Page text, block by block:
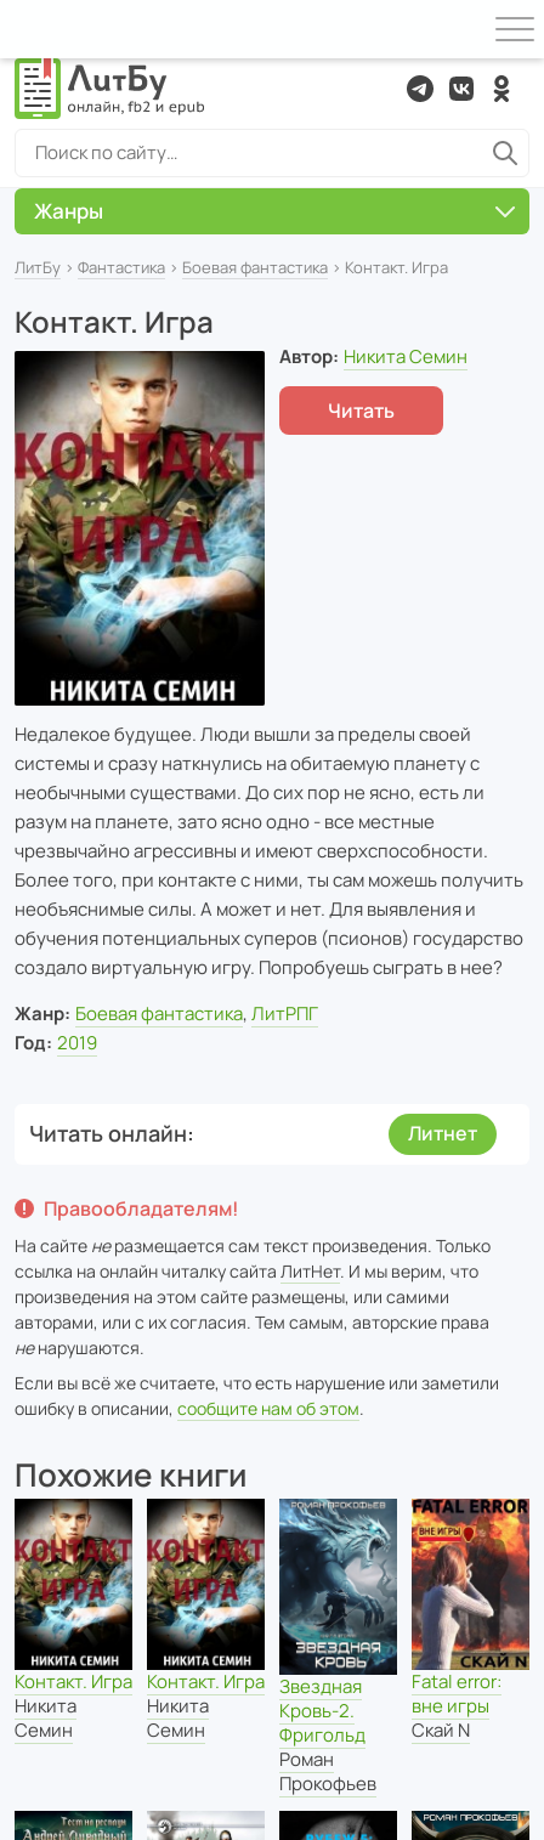
ЛитБу › Фантастика › Боевая фантастика › Контакт. Игра
Контакт. Игра
Автор: Никита Семин
Читать
Недалекое будущее. Люди вышли за пределы своей
системы и сразу наткнулись на обитаемую планету с
необычными существами. До сих пор не ясно, есть ли
разум на планете, зато ясно одно - все местные
чрезвычайно агрессивны и имеют сверхспособности.
Более того, при контакте с ними, ты сам можешь получить
необъяснимые силы. А может и нет. Для выявления и
обучения потенциальных суперов (псионов) государство
создало виртуальную игру. Попробуешь сыграть в нее?
Жанр: Боевая фантастика,ЛитРПГ
Год: 2019
Читать онлайн Литнет
Правообладателям!
На сайте неразмещается сам текст произведения. Только
ссылка на онлайн читалку сайта ЛитНет. И мы верим, что
произведения на этом сайте размещены, или самими
авторами, или с их согласия. Тем самым, авторские права
ненарушаются.
Если вы всё же считаете, что есть нарушение или заметили
ошибку в описании, сообщите нам об этом.
Похожие книги
Контакт. Игра
Никита
Семин
Контакт. Игра
Никита
Семин
Звездная
Кровь-2.
Фригольд
Роман
Прокофьев
Fatal error:
вне игры
Скай N
Жанры